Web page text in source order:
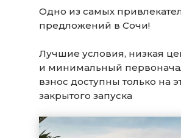
Одно из самых
предложений в Сочи!
Лучшие условия, низкая
и минимальный
взнос доступны только на
закрытого запуска